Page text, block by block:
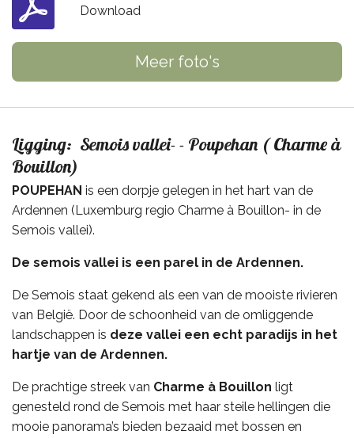
Download
Meer foto's
Ligging: Semois vallei- - Poupehan ( Charme à
Bouillon)
POUPEHAN is een dorpje gelegen in het hart van de
Ardennen (Luxemburg regio Charme à Bouillon- in de
Semois vallei).
De semois vallei is een parel in de Ardennen.
De Semois staat gekend als een van de mooiste rivieren
van België. Door de schoonheid van de omliggende
landschappen is deze vallei een echt paradijs in het
hartje van de Ardennen.
De prachtige streek van Charme à Bouillon ligt
genesteld rond de Semois met haar steile hellingen die
mooie panorama’s bieden bezaaid met bossen en